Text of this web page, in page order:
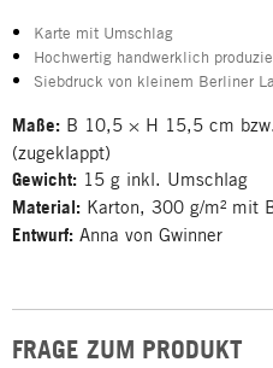
Karte mit Umschlag
Hochwertig handwerklich
Siebdruck von kleinem Berliner
Maße: B 10,5 × H 15,5 cm
(zugeklappt)
Gewicht: 15 g inkl. Umschlag
Material: Karton, 300 g/m² mit
Entwurf: Anna von Gwinner
FRAGE ZUM PRODUKT